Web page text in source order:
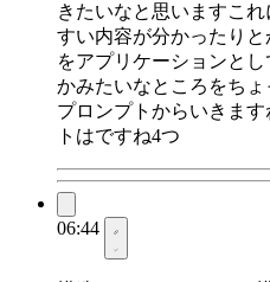
きたいなと思いますこ
すい内容が分かったり
をアプリケーションと
かみたいなところをち
プロンプトからいきま
トはですね4つ
06:44